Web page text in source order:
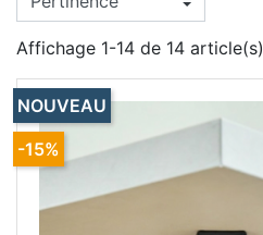
Affichage 1-14 de 14 article(s)
NOUVEAU
-15%